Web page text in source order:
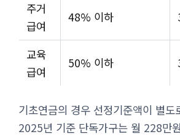
주거
급여
48% 이하
교육
급여
50% 이하
기초연금의 경우 선정기준액이 별도
2025년 기준 단독가구는 월 228만